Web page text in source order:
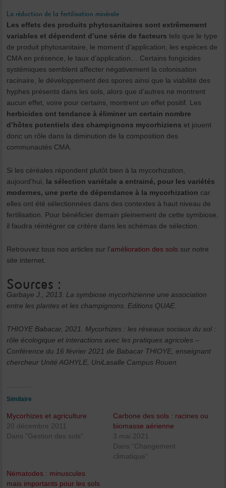
La réduction de la fertilisation minérale
Les effets des produits phytosanitaires sont extrêmement
variables et dépendent d’une série de facteurs tels que le type
de produit phytosanitaire, le moment d’application, les espèces de
CMA en présence, le taux d’application… Certains fongicides
systémiques semblent affecter négativement la colonisation
racinaire, le développement des spores ainsi que la viabilité des
hyphes présents dans les sols, alors que d’autres ne montrent
aucun effet, voire pour certains, montrent un effet positif. Les
herbicides ont tendance à éliminer un certain nombre
d’hôtes potentiels des champignons mycorhiziens et jouent
donc un rôle dans la diminution de la composition des
communautés CMA.
Si les céréales répondent plutôt bien à la mycorhization,
aujourd’hui,
la sélection variétale a entrainé, pour les variétés
modernes, une perte de dépendance à la mycorhization car
elles ont été sélectionnées dans des contextes à haut niveau de
fertilisation. Pour bénéficier demain pleinement de cette symbiose,
il faudra réintégrer ce critère dans les schémas de sélection.
Retrouvez tous nos articles sur l‘amélioration des sols sur notre
site internet.
Sources :
Garbaye J., 2013. La symbiose mycorhizienne une association
entre les plantes et les champignons. Editions QUAE.
THIOYE Babacar, 2021. Mycorhizes : les réseaux sociaux du sol :
rôle écologique et interactions avec les pratiques agricoles –
Conférence du 16 février 2021 de Babacar THIOYE, enseignant
chercheur Unité AGHYLE, UniLasalle Campus Rouen
Similaire
Mycorhizes et agriculture
20 décembre 2011
Dans "Gestion des sols"
Carbone des sols : racines ou
biomasse aérienne
3 mai 2021
Dans "Changement
climatique"
Nématodes : minuscules
mais importants pour les sols